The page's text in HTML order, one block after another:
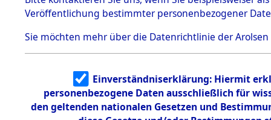
dem KZ
Dachau,
Landesentsch
ädigungsamt
Effekten aus
dem KZ
Neuengamm
e
Veröffentlichung bestimmter personenbezogener
Sie möchten mehr über die Datenrichtlinie der Arolsen
Einverständniserklärung: Hiermit
personenbezogene Daten ausschließlich für
den geltenden nationalen Gesetzen und